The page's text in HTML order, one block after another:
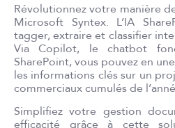
Révolutionnez votre manière
Microsoft Syntex. L’IA
tagger, extraire et classifier
Via Copilot, le chatbot
SharePoint, vous pouvez en
les informations clés sur un
commerciaux cumulés de
Simplifiez votre gestion
efficacité grâce à cette